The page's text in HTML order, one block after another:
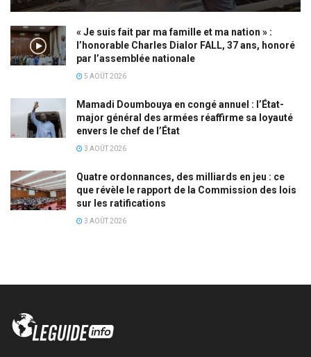
« Je suis fait par ma famille et ma nation » :
l’honorable Charles Dialor FALL, 37 ans, honoré
par l’assemblée nationale
5 AOÛT 2026
Mamadi Doumbouya en congé annuel : l’État-
major général des armées réaffirme sa loyauté
envers le chef de l’État
3 AOÛT 2026
Quatre ordonnances, des milliards en jeu : ce
que révèle le rapport de la Commission des lois
sur les ratifications
3 AOÛT 2026